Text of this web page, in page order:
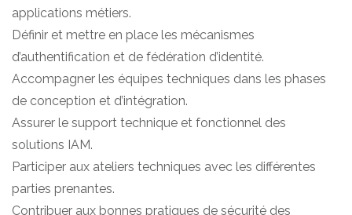
applications métiers.
Définir et mettre en place les mécanismes
d’authentification et de fédération d’identité.
Accompagner les équipes techniques dans les phases
de conception et d’intégration.
Assurer le support technique et fonctionnel des
solutions IAM.
Participer aux ateliers techniques avec les différentes
parties prenantes.
Contribuer aux bonnes pratiques de sécurité des